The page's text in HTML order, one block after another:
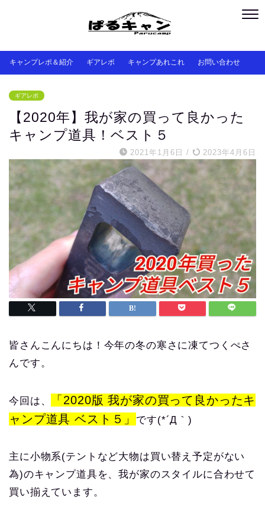
キャンプレポ＆紹介 ギアレポ キャンプあれこれ お問い合わせ
ギアレポ
【2020年】我が家の買って良かった
キャンプ道具！ベスト５
2021年1月6日 / 2023年4月6日
皆さんこんにちは！今年の冬の寒さに凍てつくぺさ
んです。
今回は、
「2020版 我が家の買って良かったキ
ャンプ道具 ベスト５」
です(*´Д｀)
主に小物系(テントなど大物は買い替え予定がない
為)のキャンプ道具を、我が家のスタイルに合わせて
買い揃えています。